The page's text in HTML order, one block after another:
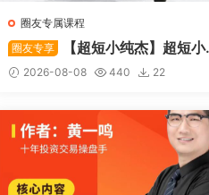
圈友专属课程
圈友专享
【超短小纯杰】超短小
纯杰（内部专属）2026年视频合
2026-08-08 440 22